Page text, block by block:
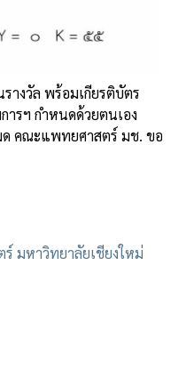
างวัล พร้อมเกียรติบัตร
ารฯ กําหนดด้วยตนเอง
ด คณะแพทยศาสตร์ มช. ขอ
มหาวิทยาลัยเชียงใหม่